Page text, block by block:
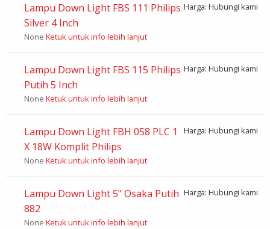
Lampu Down Light FBS 111 Philips
Silver 4 Inch
Harga: Hubungi kami
None Ketuk untuk info lebih lanjut
Lampu Down Light FBS 115 Philips
Putih 5 Inch
Harga: Hubungi kami
None Ketuk untuk info lebih lanjut
Lampu Down Light FBH 058 PLC 1
X 18W Komplit Philips
Harga: Hubungi kami
None Ketuk untuk info lebih lanjut
Lampu Down Light 5" Osaka Putih
882
Harga: Hubungi kami
None Ketuk untuk info lebih lanjut